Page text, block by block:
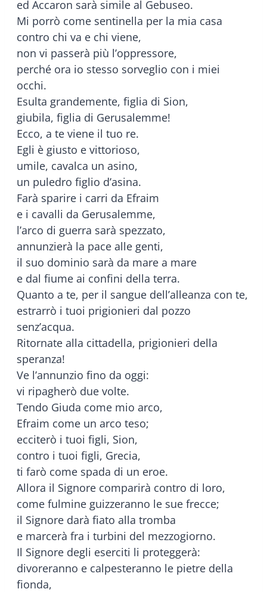
ed Accaron sarà simile al Gebuseo.
Mi porrò come sentinella per la mia casa
contro chi va e chi viene,
non vi passerà più l’oppressore,
perché ora io stesso sorveglio con i miei
occhi.
Esulta grandemente, figlia di Sion,
giubila, figlia di Gerusalemme!
Ecco, a te viene il tuo re.
Egli è giusto e vittorioso,
umile, cavalca un asino,
un puledro figlio d’asina.
Farà sparire i carri da Efraim
e i cavalli da Gerusalemme,
l’arco di guerra sarà spezzato,
annunzierà la pace alle genti,
il suo dominio sarà da mare a mare
e dal fiume ai confini della terra.
Quanto a te, per il sangue dell’alleanza con te,
estrarrò i tuoi prigionieri dal pozzo
senz’acqua.
Ritornate alla cittadella, prigionieri della
speranza!
Ve l’annunzio fino da oggi:
vi ripagherò due volte.
Tendo Giuda come mio arco,
Efraim come un arco teso;
ecciterò i tuoi figli, Sion,
contro i tuoi figli, Grecia,
ti farò come spada di un eroe.
Allora il Signore comparirà contro di loro,
come fulmine guizzeranno le sue frecce;
il Signore darà fiato alla tromba
e marcerà fra i turbini del mezzogiorno.
Il Signore degli eserciti li proteggerà:
divoreranno e calpesteranno le pietre della
fionda,